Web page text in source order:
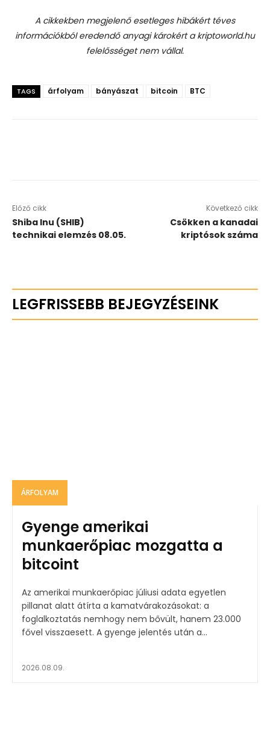
A cikkekben megjelenő esetleges hibákért téves
információkból eredendő anyagi károkért a kriptoworld.hu
felelősséget nem vállal.
TAGS árfolyam bányászat bitcoin BTC
Előző cikk
Shiba Inu (SHIB)
technikai elemzés 08.05.
Következő cikk
Csökken a kanadai
kriptósok száma
LEGFRISSEBB BEJEGYZÉSEINK
ÁRFOLYAM
Gyenge amerikai
munkaerőpiac mozgatta a
bitcoint
Az amerikai munkaerőpiac júliusi adata egyetlen
pillanat alatt átírta a kamatvárakozásokat: a
foglalkoztatás nemhogy nem bővült, hanem 23.000
fővel visszaesett. A gyenge jelentés után a...
2026.08.09.